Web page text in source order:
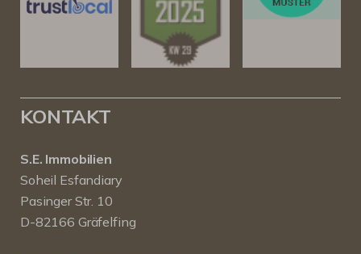
KONTAKT
S.E. Immobilien
Soheil Esfandiary
Pasinger Str. 10
D-82166 Gräfelfing